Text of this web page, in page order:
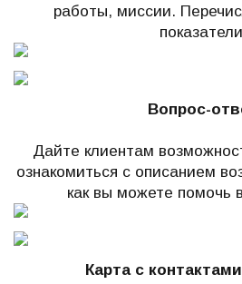
работы, миссии.
Вопрос-
Дайте клиентам
ознакомиться с описанием
как вы можете помочь
Карта с